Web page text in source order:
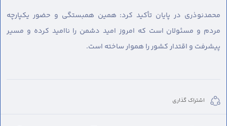
محمدنوذری در پایان تأکید کرد: همین همبستگی و حضور یکپارچه
مردم و مسئولان است که امروز امید دشمن را ناامید کرده و مسیر
پیشرفت و اقتدار کشور را هموار ساخته است.
اشتراک گذاری